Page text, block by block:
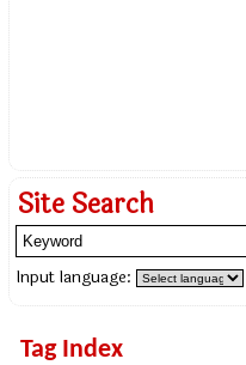
Site Search
Input language:
Tag Index